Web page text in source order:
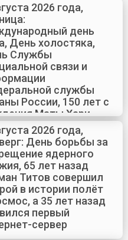
2026 года,
день
День холостяка,
Службы
связи и
службы
России, 150 лет с
Маты Хари
2026 года,
День борьбы за
ядерного
65 лет назад
Титов совершил
в истории полёт
а 35 лет назад
первый
сервер